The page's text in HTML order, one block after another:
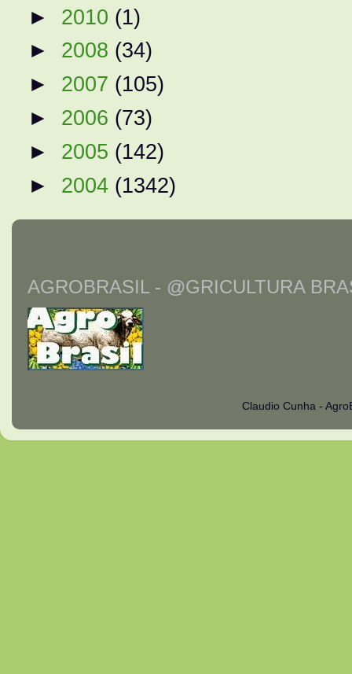
► 2010 (1)
► 2008 (34)
► 2007 (105)
► 2006 (73)
► 2005 (142)
► 2004 (1342)
AGROBRASIL - @GRICULTURA
Claudio Cunha -